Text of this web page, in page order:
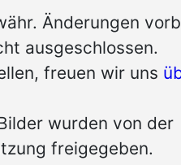
Änderungen
ausgeschlossen.
freuen wir uns
wurden von der
freigegeben.